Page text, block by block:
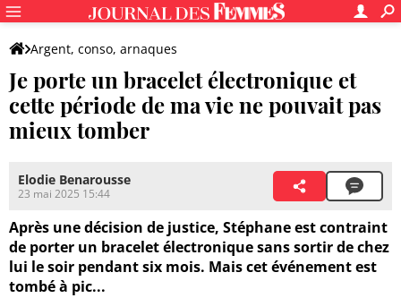
Argent, conso, arnaques
Je porte un bracelet électronique et
cette période de ma vie ne pouvait pas
mieux tomber
Elodie Benarousse
23 mai 2025 15:44
Après une décision de justice, Stéphane est contraint
de porter un bracelet électronique sans sortir de chez
lui le soir pendant six mois. Mais cet événement est
tombé à pic...